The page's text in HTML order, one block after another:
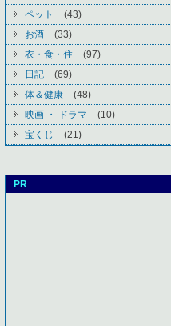
ペット
(43)
お酒
(33)
衣・食・住
(97)
日記
(69)
体＆健康
(48)
映画 ・ ドラマ
(10)
宝くじ
(21)
PR